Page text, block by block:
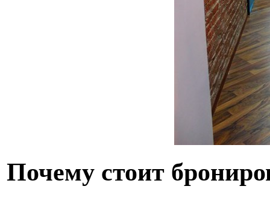
Почему стоит